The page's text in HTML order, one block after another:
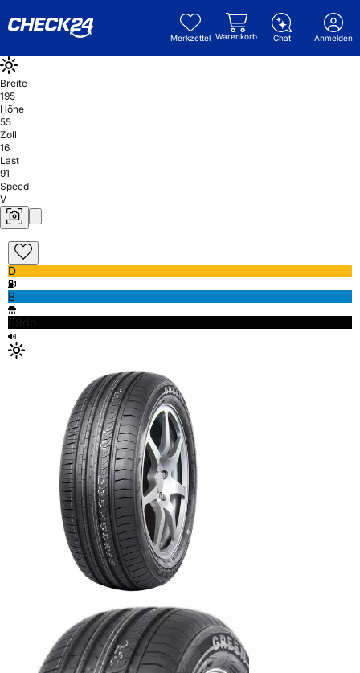
Merkzettel Warenkorb Chat Anmelden
Breite
195
Höhe
55
Zoll
16
Last
91
Speed
V
D
B
69db